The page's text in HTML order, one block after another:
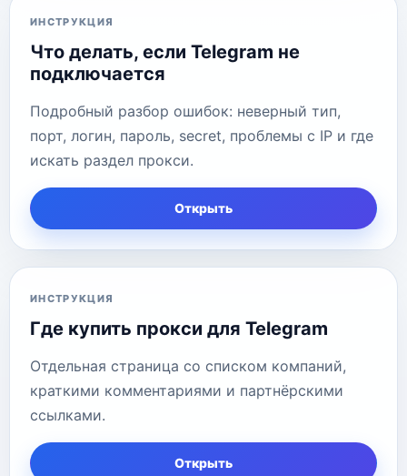
ИНСТРУКЦИЯ
Что делать, если Telegram не
подключается
Подробный разбор ошибок: неверный тип,
порт, логин, пароль, secret, проблемы с IP и где
искать раздел прокси.
Открыть
ИНСТРУКЦИЯ
Где купить прокси для Telegram
Отдельная страница со списком компаний,
краткими комментариями и партнёрскими
ссылками.
Открыть